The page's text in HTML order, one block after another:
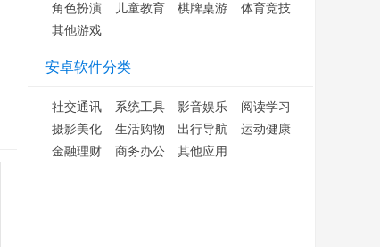
角色扮演
儿童教育 棋牌桌游
体育竞技
其他游戏
安卓软件分类
社交通讯 系统工具 影音娱乐
阅读学习
摄影美化
生活购物 出行导航
运动健康
金融理财
商务办公 其他应用